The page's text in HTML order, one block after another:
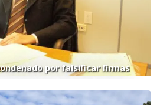
por falsificar firmas